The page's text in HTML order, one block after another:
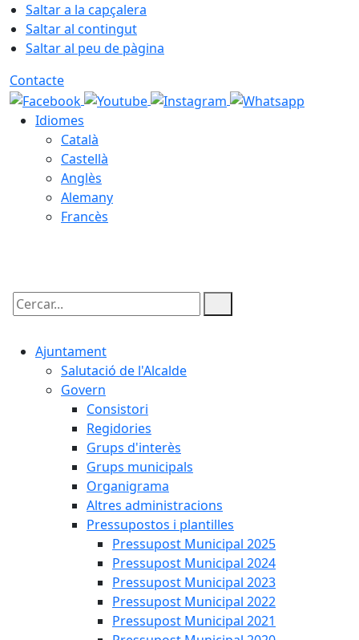
Saltar a la capçalera
Saltar al contingut
Saltar al peu de pàgina
Contacte
Idiomes
Català
Castellà
Anglès
Alemany
Francès
Cercar:
Ajuntament
Salutació de l'Alcalde
Govern
Consistori
Regidories
Grups d'interès
Grups municipals
Organigrama
Altres administracions
Pressupostos i plantilles
Pressupost Municipal 2025
Pressupost Municipal 2024
Pressupost Municipal 2023
Pressupost Municipal 2022
Pressupost Municipal 2021